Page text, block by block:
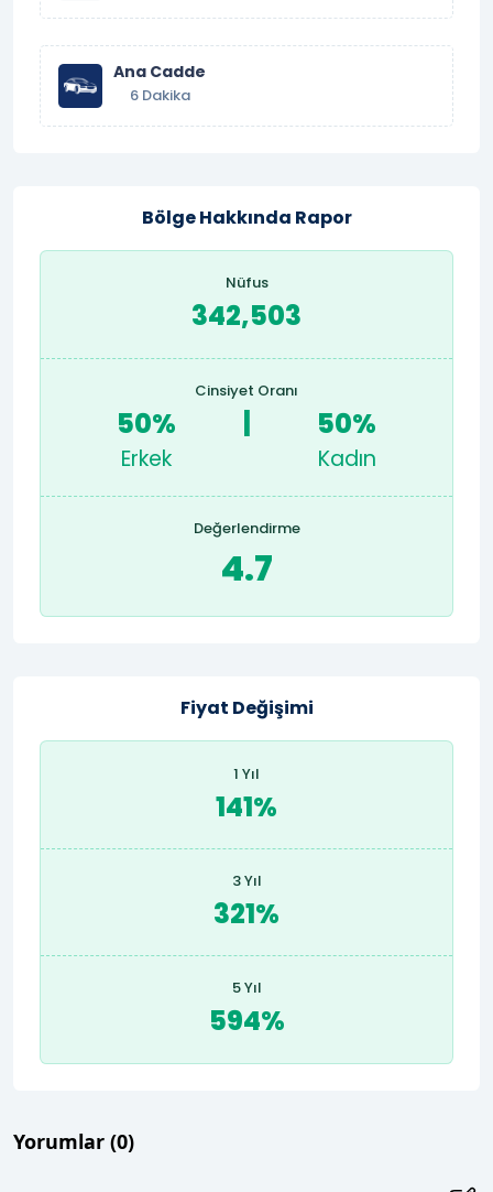
Ana Cadde
6 Dakika
Bölge Hakkında Rapor
Nüfus
342,503
Cinsiyet Oranı
50%
Erkek
50%
Kadın
Değerlendirme
4.7
Fiyat Değişimi
1 Yıl
141%
3 Yıl
321%
5 Yıl
594%
Yorumlar (0)